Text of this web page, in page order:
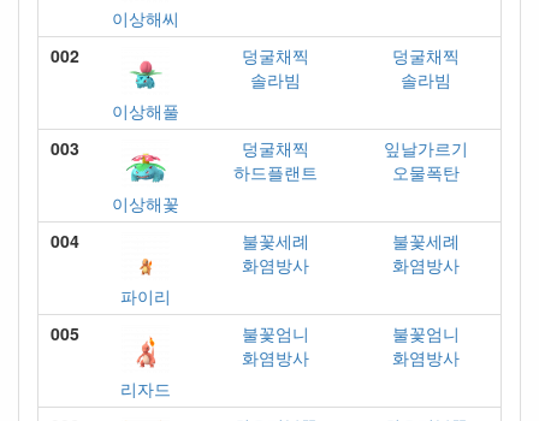
이상해씨
002
이상해풀
덩굴채찍
솔라빔
덩굴채찍
솔라빔
003
이상해꽃
덩굴채찍
하드플랜트
잎날가르기
오물폭탄
004
파이리
불꽃세례
화염방사
불꽃세례
화염방사
005
리자드
불꽃엄니
화염방사
불꽃엄니
화염방사